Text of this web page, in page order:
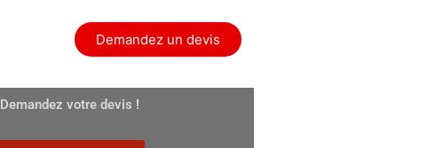
Demandez un devis
Demandez votre devis !